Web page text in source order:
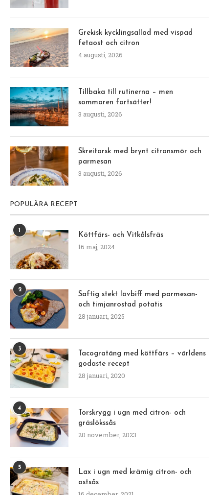
Grekisk kycklingsallad med vispad
fetaost och citron
4 augusti, 2026
Tillbaka till rutinerna – men
sommaren fortsätter!
3 augusti, 2026
Skreitorsk med brynt citronsmör och
parmesan
3 augusti, 2026
POPULÄRA RECEPT
Köttfärs- och Vitkålsfräs
16 maj, 2024
2
Saftig stekt lövbiff med parmesan-
och timjanrostad potatis
28 januari, 2025
3
Tacogratäng med köttfärs – världens
godaste recept
28 januari, 2020
4
Torskrygg i ugn med citron- och
gräslökssås
20 november, 2023
5
Lax i ugn med krämig citron- och
ostsås